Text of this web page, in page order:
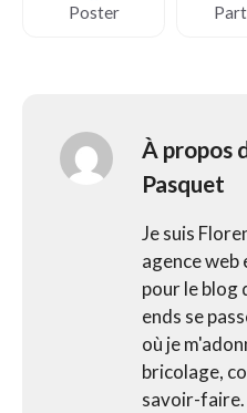
Poster
À propos
Pasquet
Je suis
agence
pour le blog
ends se
où je
bricolage,
savoir-faire.